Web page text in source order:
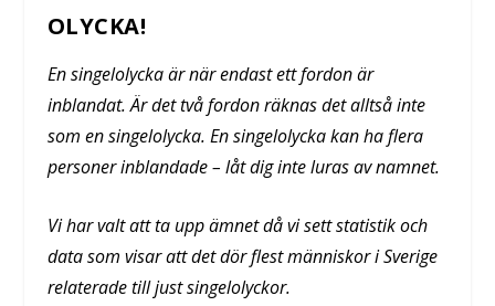
OLYCKA!
En singelolycka är när endast ett fordon är
inblandat. Är det två fordon räknas det alltså inte
som en singelolycka. En singelolycka kan ha flera
personer inblandade – låt dig inte luras av namnet.
Vi har valt att ta upp ämnet då vi sett statistik och
data som visar att det dör flest människor i Sverige
relaterade till just singelolyckor.